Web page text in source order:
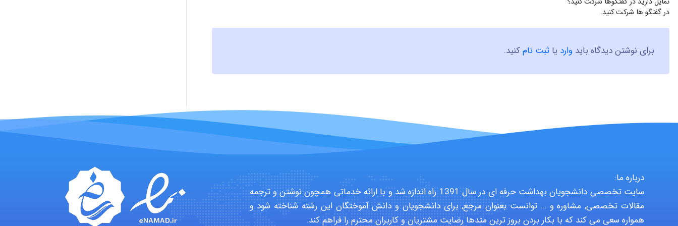
در گفتگو ها شرکت کنید.
برای نوشتن دیدگاه باید وارد یا ثبت نامکنید.
درباره ما:
سایت تخصصی دانشجویان بهداشت حرفه ای در سال 1391 راه اندازه شد و با ارائه خدماتی همچون نوشتن و ترجمه
مقالات تخصصی, مشاوره و … توانست بعنوان مرجع, برای دانشجویان و دانش آموختگان این رشته شناخته شود و
همواره سعی می کند که با بکار بردن بروز ترین متدها رضایت مشتریان و کاربران محترم را فراهم کند.